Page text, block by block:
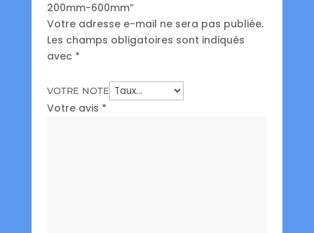
200mm-600mm”
Votre adresse e-mail ne sera pas publiée.
Les champs obligatoires sont indiqués
avec *
VOTRE NOTE
Votre avis *